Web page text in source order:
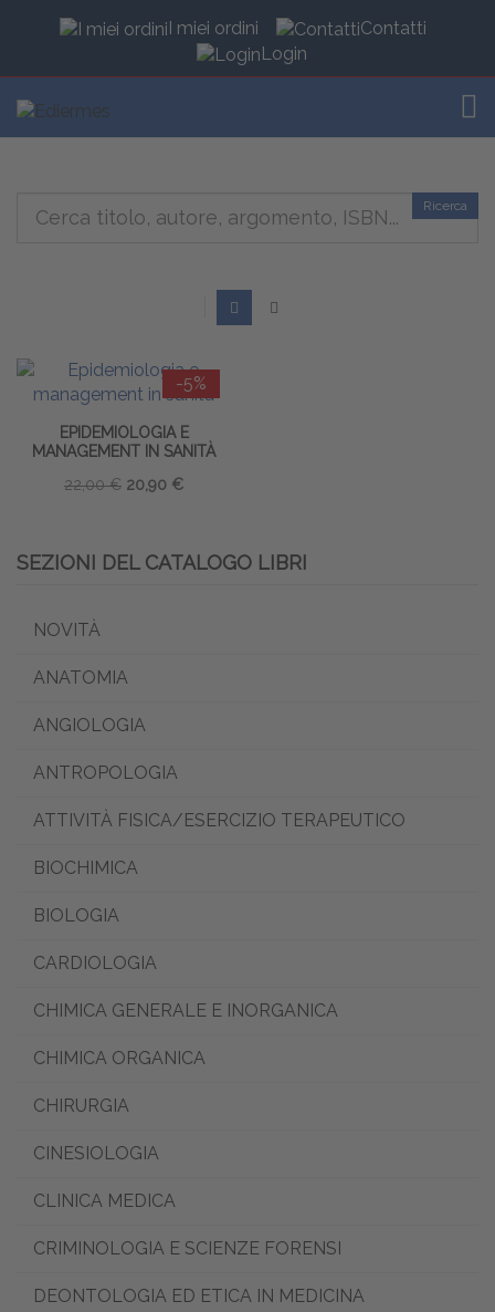
I miei ordini
Contatti
Login
Ricerca
-5%
EPIDEMIOLOGIA E
MANAGEMENT IN SANITÀ
22,00 € 20,90 €
SEZIONI DEL CATALOGO LIBRI
NOVITÀ
ANATOMIA
ANGIOLOGIA
ANTROPOLOGIA
ATTIVITÀ FISICA/ESERCIZIO TERAPEUTICO
BIOCHIMICA
BIOLOGIA
CARDIOLOGIA
CHIMICA GENERALE E INORGANICA
CHIMICA ORGANICA
CHIRURGIA
CINESIOLOGIA
CLINICA MEDICA
CRIMINOLOGIA E SCIENZE FORENSI
DEONTOLOGIA ED ETICA IN MEDICINA